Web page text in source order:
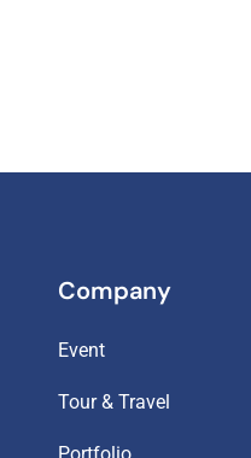
Company
Event
Tour & Travel